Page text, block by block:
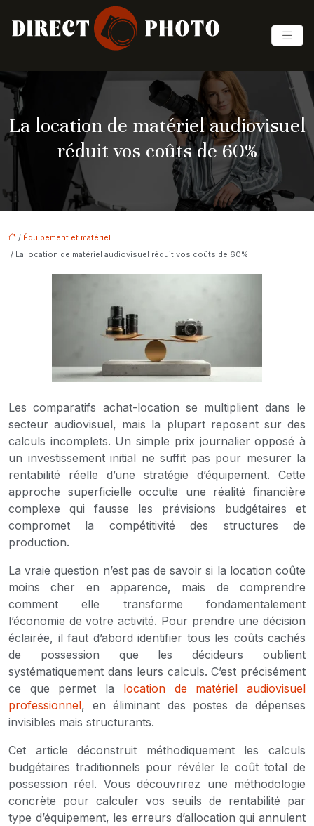
La location de matériel audiovisuel
réduit vos coûts de 60%
/ Équipement et matériel
/ La location de matériel audiovisuel réduit vos coûts de 60%
Les comparatifs achat-location se multiplient dans le
secteur audiovisuel, mais la plupart reposent sur des
calculs incomplets. Un simple prix journalier opposé à
un investissement initial ne suffit pas pour mesurer la
rentabilité réelle d’une stratégie d’équipement. Cette
approche superficielle occulte une réalité financière
complexe qui fausse les prévisions budgétaires et
compromet la compétitivité des structures de
production.
La vraie question n’est pas de savoir si la location coûte
moins cher en apparence, mais de comprendre
comment elle transforme fondamentalement
l’économie de votre activité. Pour prendre une décision
éclairée, il faut d’abord identifier tous les coûts cachés
de possession que les décideurs oublient
systématiquement dans leurs calculs. C’est précisément
ce que permet la location de matériel audiovisuel
professionnel, en éliminant des postes de dépenses
invisibles mais structurants.
Cet article déconstruit méthodiquement les calculs
budgétaires traditionnels pour révéler le coût total de
possession réel. Vous découvrirez une méthodologie
concrète pour calculer vos seuils de rentabilité par
type d’équipement, les erreurs d’allocation qui annulent